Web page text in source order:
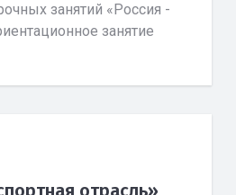
занятий «Россия -
занятие
отрасль»